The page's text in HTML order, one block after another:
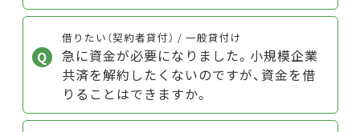
借りたい（契約者貸付） / 一般貸付け
急に資金が必要になりました。小規模企業
共済を解約したくないのですが、資金を借
りることはできますか。